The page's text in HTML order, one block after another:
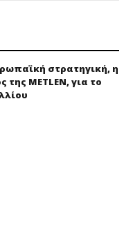
στρατηγική, η
METLEN, για το